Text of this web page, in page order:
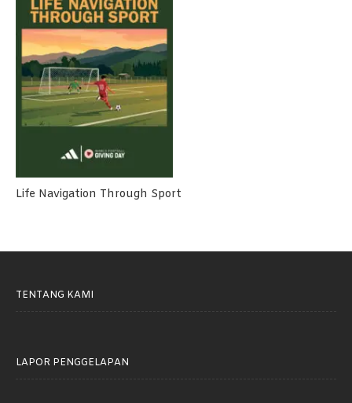
Life Navigation Through Sport
TENTANG KAMI
LAPOR PENGGELAPAN